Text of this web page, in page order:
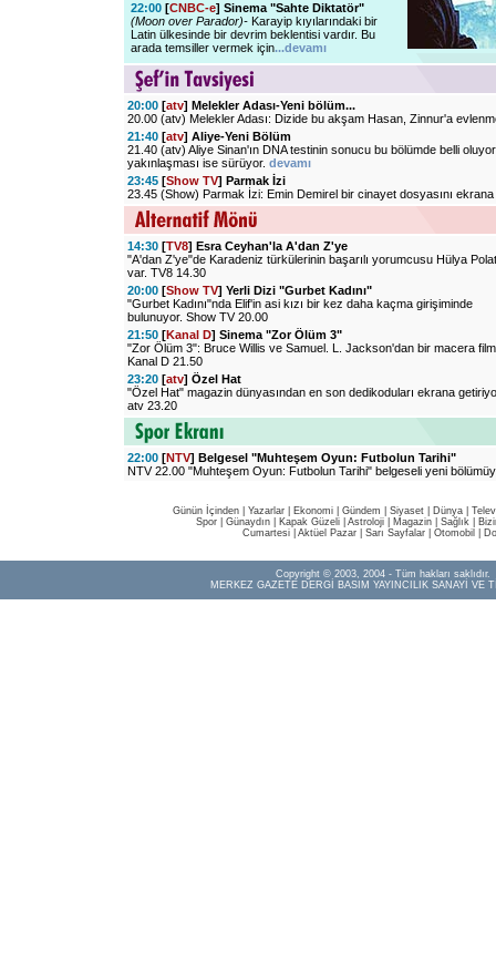
22:00 [CNBC-e] Sinema "Sahte Diktatör"
(Moon over Parador)- Karayip kıyılarındaki bir
Latin ülkesinde bir devrim beklentisi vardır. Bu
arada temsiller vermek için...devamı
20:00 [atv] Melekler Adası-Yeni bölüm...
20.00 (atv) Melekler Adası: Dizide bu akşam Hasan, Zinnur'a
21:40 [atv] Aliye-Yeni Bölüm
21.40 (atv) Aliye Sinan'ın DNA testinin sonucu bu bölümde belli
yakınlaşması ise sürüyor. devamı
23:45 [Show TV] Parmak İzi
23.45 (Show) Parmak İzi: Emin Demirel bir cinayet dosyasını
14:30 [TV8] Esra Ceyhan'la A'dan Z'ye
"A'dan Z'ye"de Karadeniz türkülerinin başarılı yorumcusu Hülya Polat
var. TV8 14.30
20:00 [Show TV] Yerli Dizi "Gurbet Kadını"
"Gurbet Kadını"nda Elif'in asi kızı bir kez daha kaçma girişiminde
bulunuyor. Show TV 20.00
21:50 [Kanal D] Sinema "Zor Ölüm 3"
"Zor Ölüm 3": Bruce Willis ve Samuel. L. Jackson'dan bir macera
Kanal D 21.50
23:20 [atv] Özel Hat
"Özel Hat" magazin dünyasından en son dedikoduları ekrana
atv 23.20
22:00 [NTV] Belgesel "Muhteşem Oyun: Futbolun Tarihi"
NTV 22.00 "Muhteşem Oyun: Futbolun Tarihi" belgeseli yeni
Günün İçinden Yazarlar Ekonomi Gündem Siyaset Dünya |
Spor
Günaydın Kapak Güzeli Astroloji Magazin Sağlık
Cumartesi| Aktüel Pazar| Sarı Sayfalar| Otomobil
Copyright © 2003, 2004 - Tüm hakları saklıdır.
MERKEZ GAZETE DERGİ BASIM YAYINCILIK SANAYİ VE